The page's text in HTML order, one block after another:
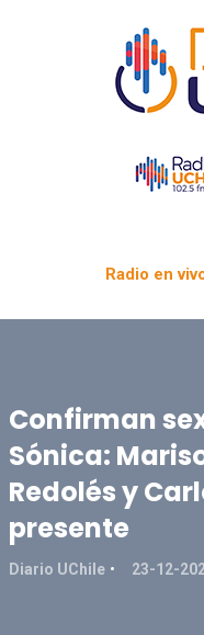
Radio en
Confirman
Sónica:
Redolés y
presente
Diario UChile 23-12-